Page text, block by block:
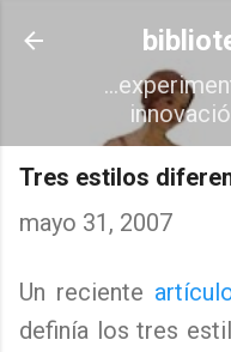
Ir al
Tres estilos
mayo 31, 2007
Un reciente
definía los tres